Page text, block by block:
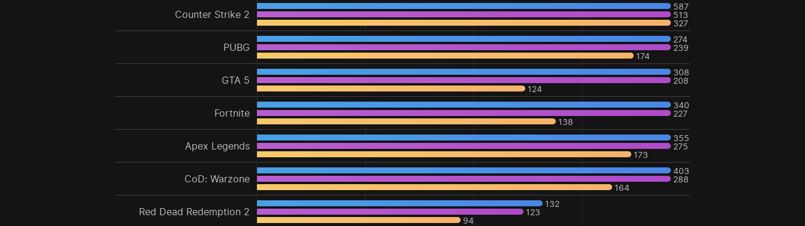
Counter Strike 2
587
513
327
PUBG
274
239
174
GTA 5
308
208
124
Fortnite
340
227
138
Apex Legends
355
275
173
CoD: Warzone
403
288
164
Red Dead Redemption 2
132
123
94